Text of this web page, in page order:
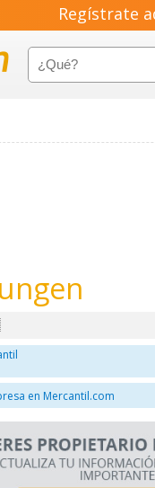
Regístrate
en Mercantil.com